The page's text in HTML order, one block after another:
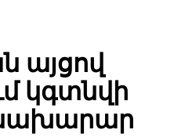
այցով
կգտնվի